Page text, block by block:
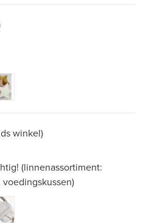
winkel)
(linnenassortiment: